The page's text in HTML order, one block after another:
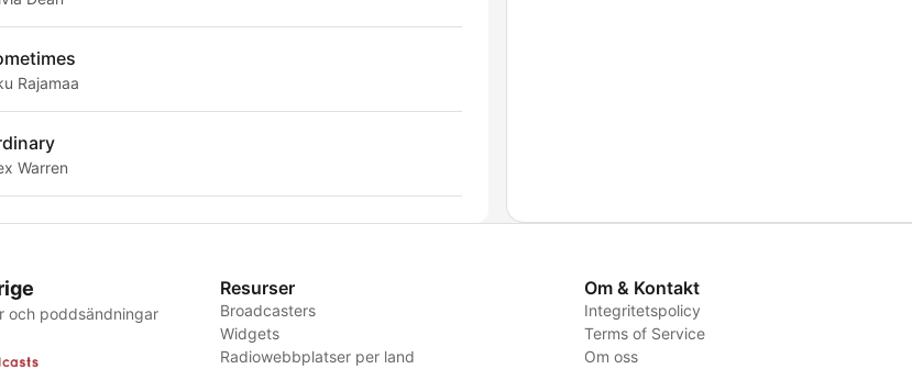
Rajamaa
Warren
och poddsändningar
Resurser
Broadcasters
Widgets
Radiowebbplatser per land
Om & Kontakt
Integritetspolicy
Terms of Service
Om oss